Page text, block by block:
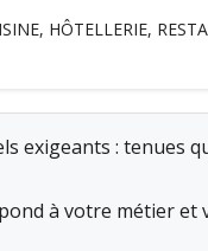
HÔTELLERIE,
exigeants : tenues
à votre métier et